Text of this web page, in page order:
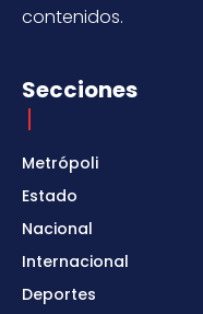
contenidos.
Secciones
Metrópoli
Estado
Nacional
Internacional
Deportes